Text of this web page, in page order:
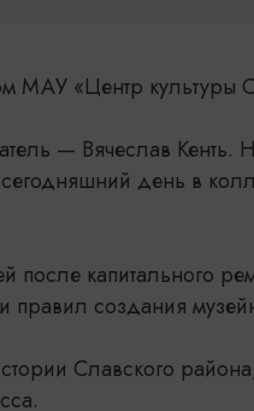
МАУ «Центр культуры
— Вячеслав Кенть.
день в
после капитального
создания
Славского